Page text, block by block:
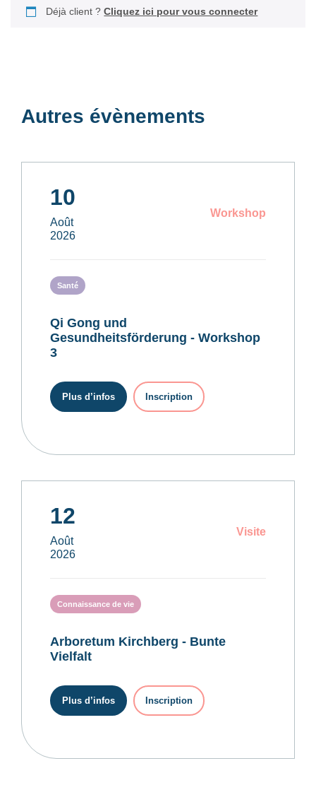
Déjà client ?Cliquez ici pour vous connecter
Autres évènements
10
Août
2026
Workshop
Santé
Qi Gong und
Gesundheitsförderung - Workshop
3
Plus d’infos Inscription
12
Août
2026
Visite
Connaissance de vie
Arboretum Kirchberg - Bunte
Vielfalt
Plus d’infos Inscription